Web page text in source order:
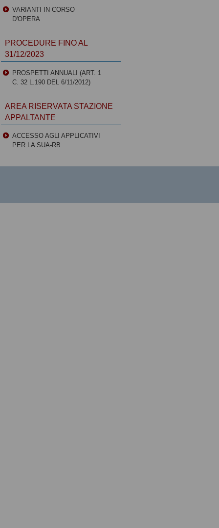
VARIANTI IN CORSO
D'OPERA
PROCEDURE FINO AL
31/12/2023
PROSPETTI ANNUALI (ART. 1
C. 32 L.190 DEL 6/11/2012)
AREA RISERVATA STAZIONE
APPALTANTE
ACCESSO AGLI APPLICATIVI
PER LA SUA-RB